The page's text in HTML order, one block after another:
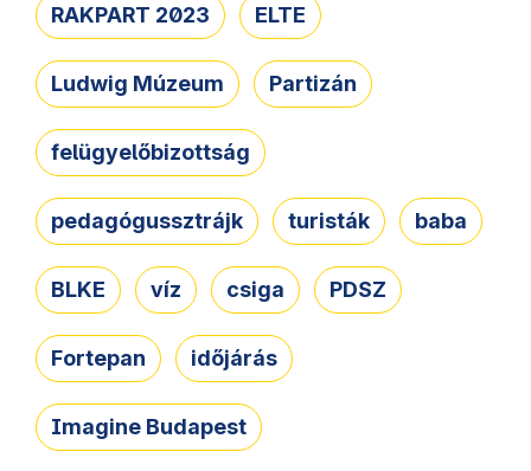
RAKPART 2023 ELTE
Ludwig Múzeum Partizán
felügyelőbizottság
pedagógussztrájk turisták baba
BLKE víz csiga PDSZ
Fortepan időjárás
Imagine Budapest